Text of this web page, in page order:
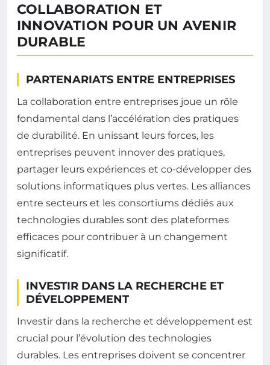
COLLABORATION ET
INNOVATION POUR UN AVENIR
DURABLE
PARTENARIATS ENTRE ENTREPRISES
La collaboration entre entreprises joue un rôle
fondamental dans l’accélération des pratiques
de durabilité. En unissant leurs forces, les
entreprises peuvent innover des pratiques,
partager leurs expériences et co-développer des
solutions informatiques plus vertes. Les alliances
entre secteurs et les consortiums dédiés aux
technologies durables sont des plateformes
efficaces pour contribuer à un changement
significatif.
INVESTIR DANS LA RECHERCHE ET
DÉVELOPPEMENT
Investir dans la recherche et développement est
crucial pour l’évolution des technologies
durables. Les entreprises doivent se concentrer